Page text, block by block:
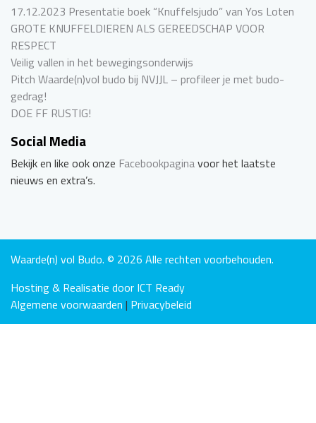
17.12.2023 Presentatie boek “Knuffelsjudo” van Yos Loten
GROTE KNUFFELDIEREN ALS GEREEDSCHAP VOOR
RESPECT
Veilig vallen in het bewegingsonderwijs
Pitch Waarde(n)vol budo bij NVJJL – profileer je met budo-
gedrag!
DOE FF RUSTIG!
Social Media
Bekijk en like ook onze Facebookpaginavoor het laatste
nieuws en extra’s.
Waarde(n) vol Budo. © 2026 Alle rechten voorbehouden.
Hosting & Realisatie door ICT Ready
Algemene voorwaarden | Privacybeleid